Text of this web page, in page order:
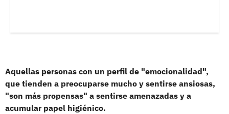
Aquellas personas con un perfil de "emocionalidad",
que tienden a preocuparse mucho y sentirse ansiosas,
"son más propensas" a sentirse amenazadas y a
acumular papel higiénico.